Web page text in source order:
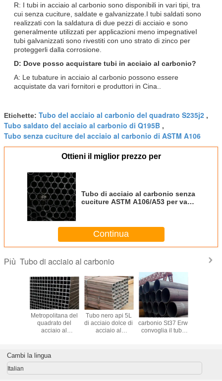
R: I tubi in acciaio al carbonio sono disponibili in vari tipi, tra
cui senza cuciture, saldate e galvanizzate.I tubi saldati sono
realizzati con la saldatura di due pezzi di acciaio e sono
generalmente utilizzati per applicazioni meno impegnativeI
tubi galvanizzati sono rivestiti con uno strato di zinco per
proteggerli dalla corrosione.
D: Dove posso acquistare tubi in acciaio al carbonio?
A: Le tubature in acciaio al carbonio possono essere
acquistate da vari fornitori e produttori in Cina..
Etichette: Tubo del acciaio al carbonio del quadrato S235j2 ,
Tubo saldato del acciaio al carbonio di Q195B ,
Tubo senza cuciture del acciaio al carbonio di ASTM A106
Ottieni il miglior prezzo per
Tubo di acciaio al carbonio senza
cuciture ASTM A106/A53 per vari
Continua
Più Tubo di acciaio al carbonio
S235jr
Metropolitana del
quadrato del
acciaio al
di acciaio al
carbonio di Q345
Tubo nero api 5L
di acciaio dolce di
acciaio al
Il acciaio al
carbonio St37 Erw
convoglia il tubo
Cambi la lingua
Italian